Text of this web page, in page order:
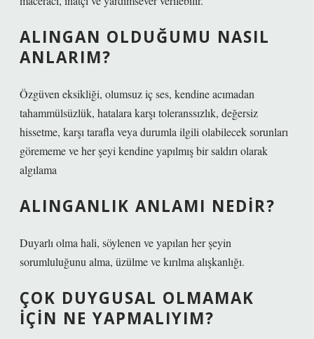
ALINGAN OLDUĞUMU NASIL
ANLARIM?
Özgüven eksikliği, olumsuz iç ses, kendine acımadan
tahammülsüzlük, hatalara karşı toleranssızlık, değersiz
hissetme, karşı tarafla veya durumla ilgili olabilecek sorunları
görememe ve her şeyi kendine yapılmış bir saldırı olarak
algılama
ALINGANLIK ANLAMI NEDIR?
Duyarlı olma hali, söylenen ve yapılan her şeyin
sorumluluğunu alma, üzülme ve kırılma alışkanlığı.
ÇOK DUYGUSAL OLMAMAK
IÇIN NE YAPMALIYIM?